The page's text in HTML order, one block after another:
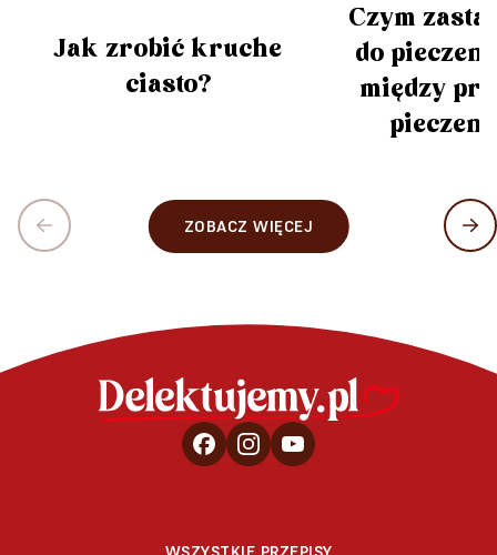
Jak zrobić kruche
ciasto?
Czym
do
między
ZOBACZ WIĘCEJ